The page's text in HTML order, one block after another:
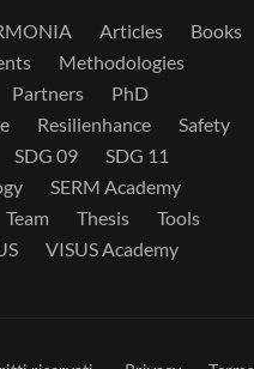
Articles
Books
Methodologies
Partners
PhD
Resilienhance
Safety
SDG 09
SDG 11
SERM Academy
Team Thesis
Tools
VISUS Academy